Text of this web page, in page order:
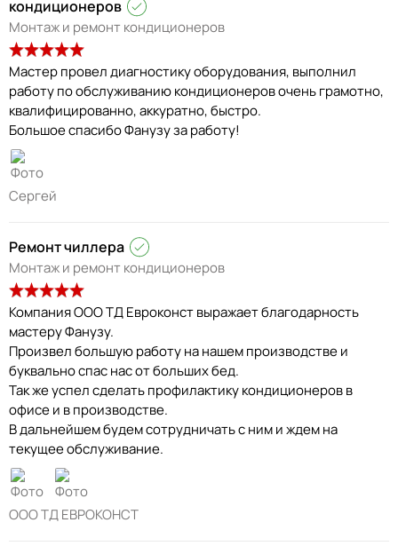
кондиционеров
Монтаж и ремонт кондиционеров
Мастер провел диагностику оборудования, выполнил
работу по обслуживанию кондиционеров очень грамотно,
квалифицированно, аккуратно, быстро.
Большое спасибо Фанузу за работу!
Сергей
Ремонт чиллера
Монтаж и ремонт кондиционеров
Компания ООО ТД Евроконст выражает благодарность
мастеру Фанузу.
Произвел большую работу на нашем производстве и
буквально спас нас от больших бед.
Так же успел сделать профилактику кондиционеров в
офисе и в производстве.
В дальнейшем будем сотрудничать с ним и ждем на
текущее обслуживание.
ООО ТД ЕВРОКОНСТ